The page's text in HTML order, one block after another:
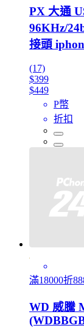
PX 大通
96KHz/
接頭
(17)
$399
$449
P幣
折扣
滿18000折
WD 威騰